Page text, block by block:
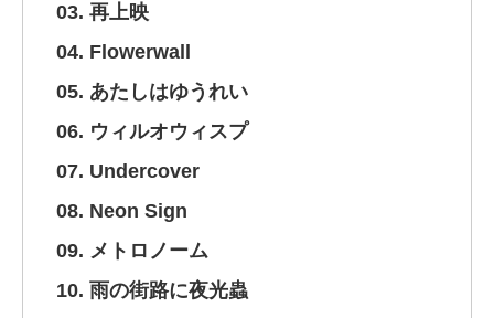
03. 再上映
04. Flowerwall
05. あたしはゆうれい
06. ウィルオウィスプ
07. Undercover
08. Neon Sign
09. メトロノーム
10. 雨の街路に夜光蟲